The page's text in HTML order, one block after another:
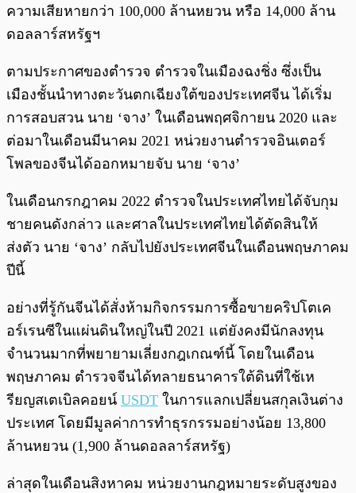
ความเสียหายกว่า 100,000 ล้านหยวน หรือ 14,000 ล้าน
ดอลลาร์สหรัฐฯ
ตามประกาศของตำรวจ ตำรวจในเมืองฉงชิ่ง ซึ่งเป็น
เมืองชั้นนำทางตะวันตกเฉียงใต้ของประเทศจีน ได้เริ่ม
การสอบสวน นาย ‘จาง’ ในเดือนพฤศจิกายน 2020 และ
ต่อมาในเดือนมีนาคม 2021 หน่วยงานตำรวจอินเตอร์
โพลของจีนได้ออกหมายจับ นาย ‘จาง’
ในเดือนกรกฎาคม 2022 ตำรวจในประเทศไทยได้จับกุม
ชายคนดังกล่าว และศาลในประเทศไทยได้ตัดสินให้
ส่งตัว นาย ‘จาง’ กลับไปยังประเทศจีนในเดือนพฤษภาคม
ปีนี้
อย่างที่รู้กันจีนได้สั่งห้ามกิจกรรมการซื้อขายคริปโตเค
อร์เรนซีในแผ่นดินใหญ่ในปี 2021 แต่ยังคงมีนักลงทุน
จำนวนมากที่พยายามเลี่ยงกฎเกณฑ์นี้ โดยในเดือน
พฤษภาคม ตำรวจจีนได้ทลายธนาคารใต้ดินที่ใช้เห
รียญสเตเบิลคอยน์ USDT ในการแลกเปลี่ยนสกุลเงินต่าง
ประเทศ โดยมีมูลค่าการทำธุรกรรมอย่างน้อย 13,800
ล้านหยวน (1,900 ล้านดอลลาร์สหรัฐ)
ล่าสุดในเดือนสิงหาคม หน่วยงานกฎหมายระดับสูงของ